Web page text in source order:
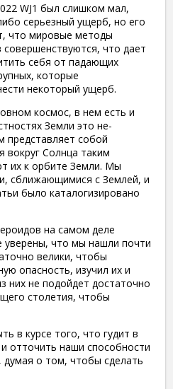
WJ1 был слишком мал,
серьезный ущерб, но его
что мировые методы
что дает
себя от падающих
которые
некоторый ущерб.
космос, в нем есть и
Земли это не-
представляет собой
Солнца таким
их к орбите Земли. Мы
сближающимися с Землей, и
было каталогизировано
на самом деле
уверены, что мы нашли почти
велики, чтобы
опасность, изучил их и
них не подойдет достаточно
столетия, чтобы
в курсе того, что гудит в
отточить наши способности
думая о том, чтобы сделать